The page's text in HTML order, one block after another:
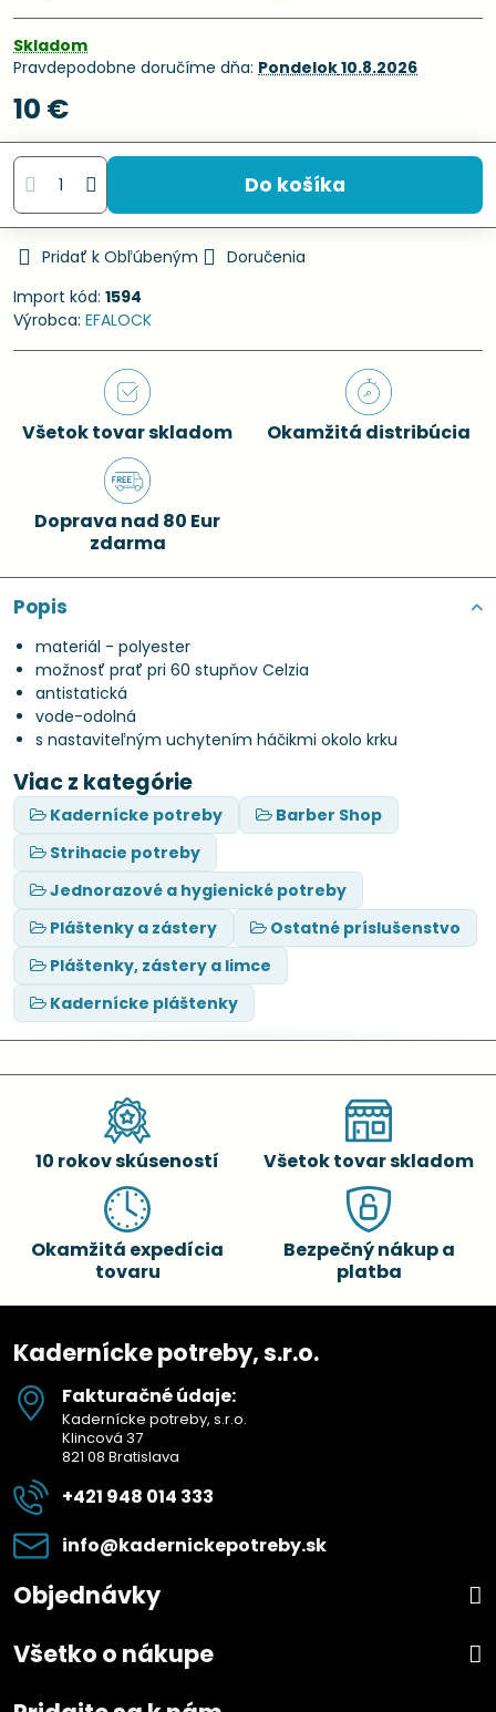
Skladom
Pravdepodobne doručíme dňa: Pondelok10.8.2026
10 €
Do košíka
Pridať k Obľúbeným
Doručenia
Import kód: 1594
Výrobca: EFALOCK
Všetok tovar skladom Okamžitá distribúcia
Doprava nad 80 Eur
zdarma
Popis
materiál - polyester
možnosť prať pri 60 stupňov Celzia
antistatická
vode-odolná
s nastaviteľným uchytením háčikmi okolo krku
Viac z kategórie
Kadernícke potreby
Barber Shop
Strihacie potreby
Jednorazové a hygienické potreby
Pláštenky a zástery
Ostatné príslušenstvo
Pláštenky, zástery a limce
Kadernícke pláštenky
10 rokov skúseností Všetok tovar skladom
Okamžitá expedícia
tovaru
Bezpečný nákup a
platba
Kadernícke potreby, s.r.o.
Fakturačné údaje:
Kadernícke potreby, s.r.o.
Klincová 37
821 08 Bratislava
+421 948 014 333
info​@kadernickepotreby​.sk
Objednávky
Všetko o nákupe